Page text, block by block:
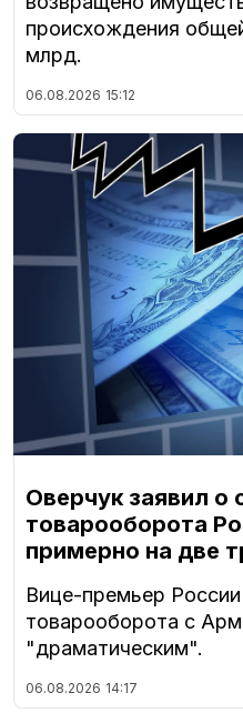
происхождения
млрд.
06.08.2026 15:12
Оверчук заявил о
товарооборота
примерно на две
Вице-премьер
товарооборота с
"драматическим".
06.08.2026 14:17